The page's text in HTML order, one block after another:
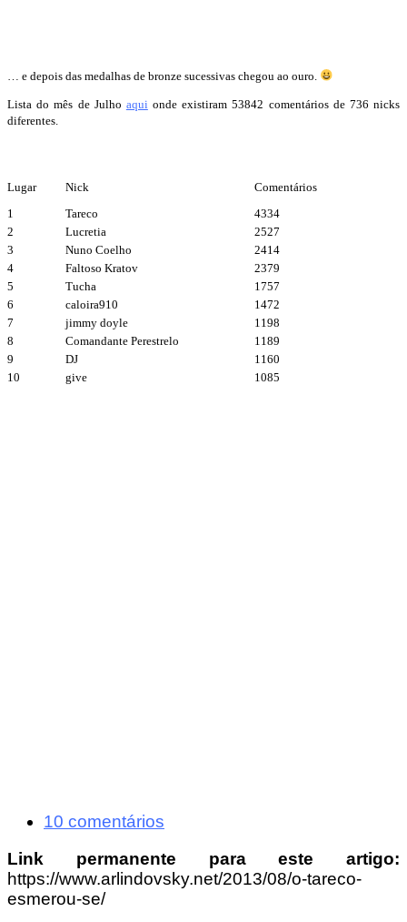
… e depois das medalhas de bronze sucessivas chegou ao ouro.
Lista do mês de Julho aquionde existiram 53842 comentários de 736 nicks
diferentes.
Lugar Nick
Comentários
1
Tareco
4334
2
Lucretia
2527
3
Nuno Coelho
2414
4
Faltoso Kratov
2379
5
Tucha
1757
6
caloira910
1472
7
jimmy doyle
1198
8
Comandante Perestrelo
1189
9
DJ
1160
10
give 1085
10 comentários
Link permanente para este artigo:
https://www.arlindovsky.net/2013/08/o-tareco-
esmerou-se/